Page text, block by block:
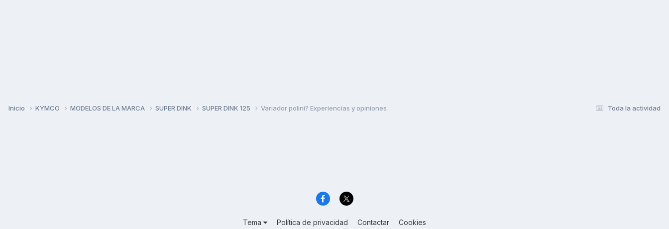
Toda la actividad
Inicio KYMCO MODELOS DE LA MARCA SUPER DINK SUPER DINK 125 Variador polini? Experiencias y opiniones
Tema Política de privacidad Contactar Cookies